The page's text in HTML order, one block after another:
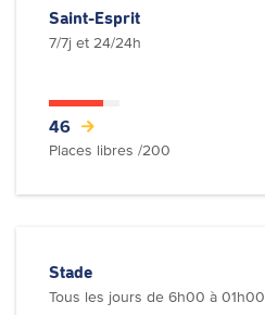
Saint-Esprit
7/7j et 24/24h
46
Places libres /200
Stade
Tous les jours de 6h00 à 01h00